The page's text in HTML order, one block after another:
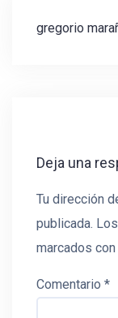
gregorio
Deja una
Tu dirección
publicada.
marcados con
Comentario *